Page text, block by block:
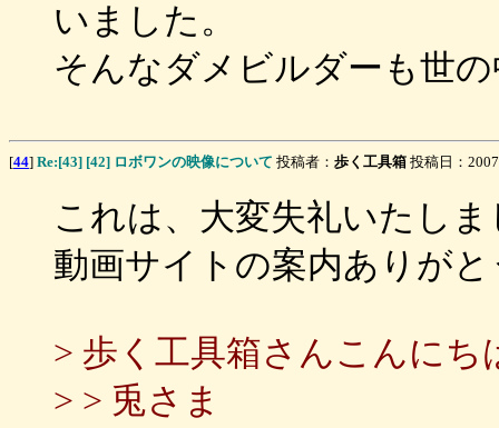
いました。
そんなダメビルダーも世
[44] Re:[43] [42] ロボワンの映像について 投稿者： 歩く工具箱 投稿日：
これは、大変失礼いたし
動画サイトの案内ありが
> 歩く工具箱さんこんにち
> > 兎さま